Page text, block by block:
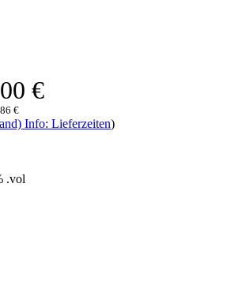
€
€
Info: Lieferzeiten)
.vol